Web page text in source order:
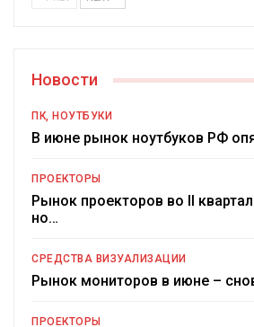
Новости
ПК, НОУТБУКИ
В июне рынок ноутбуков РФ
ПРОЕКТОРЫ
Рынок проекторов во II
но…
СРЕДСТВА ВИЗУАЛИЗАЦИИ
Рынок мониторов в июне –
ПРОЕКТОРЫ